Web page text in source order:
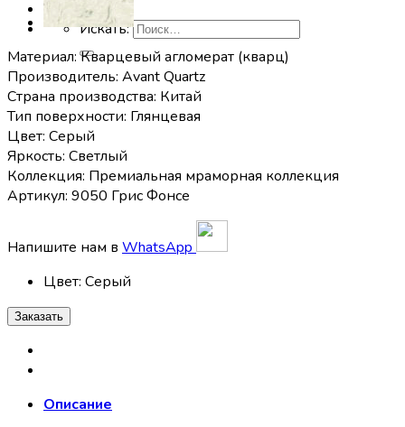
Искать:
Материал: Кварцевый агломерат (кварц)
Производитель: Avant Quartz
Страна производства: Китай
Тип поверхности: Глянцевая
Цвет: Серый
Яркость: Светлый
Коллекция: Премиальная мраморная коллекция
Артикул: 9050 Грис Фонсе
Напишите нам в WhatsApp
Цвет: Серый
Заказать
Описание